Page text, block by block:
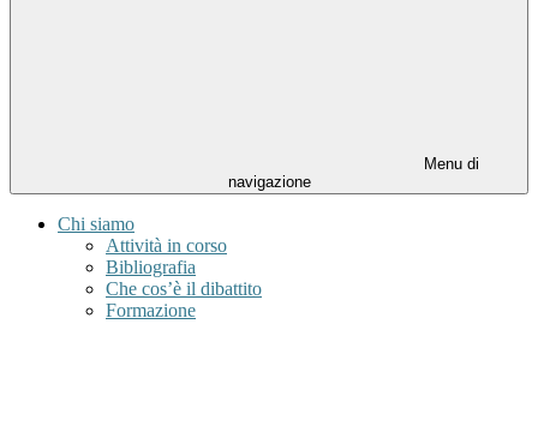
Menu di
navigazione
Chi siamo
Attività in corso
Bibliografia
Che cos’è il dibattito
Formazione